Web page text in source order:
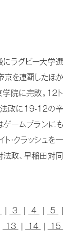
にラグビー大学選
京を連覇したほか
院に完敗。12ト
法政に19-12の辛
ゲームプランにも
・クラッシュを一
政、早稲田対同
3 4 5
13 14
15